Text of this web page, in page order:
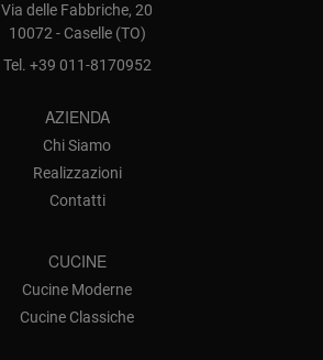
Via delle Fabbriche, 20
10072 - Caselle (TO)
Tel. +39 011-8170952
AZIENDA
Chi Siamo
Realizzazioni
Contatti
CUCINE
Cucine Moderne
Cucine Classiche